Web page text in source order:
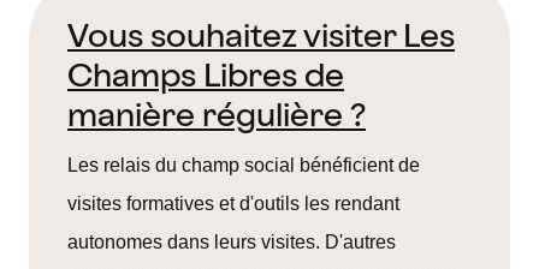
Vous souhaitez visiter Les
Champs Libres de
manière régulière ?
Les relais du champ social bénéficient de
visites formatives et d'outils les rendant
autonomes dans leurs visites. D'autres